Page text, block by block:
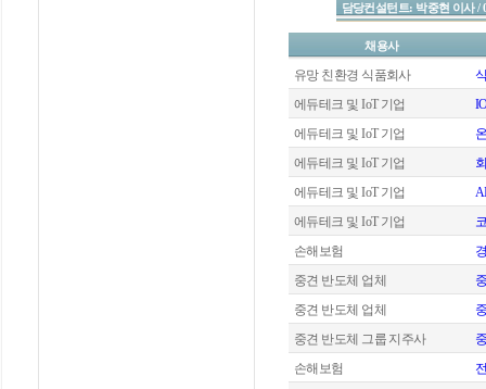
담당컨설턴트: 박중현 이사 /
채용사
유망 친환경 식품회사
에듀테크 및 IoT 기업
에듀테크 및 IoT 기업
에듀테크 및 IoT 기업
에듀테크 및 IoT 기업
에듀테크 및 IoT 기업
손해보험
중견 반도체 업체
중견 반도체 업체
중견 반도체 그룹 지주사
손해보험